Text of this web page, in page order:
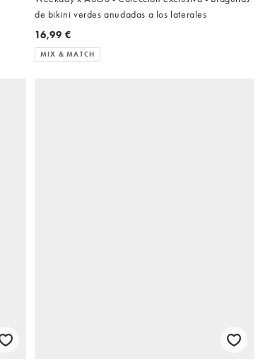
de bikini verdes anudadas a los laterales
16,99 €
MIX & MATCH